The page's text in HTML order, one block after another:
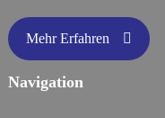
Mehr Erfahren
Navigation